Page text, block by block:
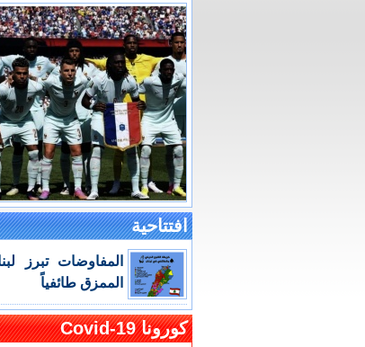
افتتاحية
المفاوضات تبرز
الممزق طائفياً
كورونا Covid-19